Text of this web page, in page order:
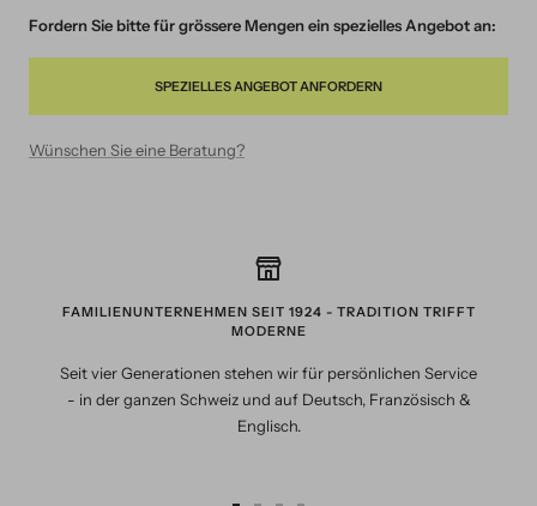
Fordern Sie bitte für grössere Mengen ein spezielles Angebot an:
SPEZIELLES ANGEBOT ANFORDERN
Wünschen Sie eine Beratung?
FAMILIENUNTERNEHMEN SEIT 1924 - TRADITION TRIFFT
MODERNE
Seit vier Generationen stehen wir für persönlichen Service
- in der ganzen Schweiz und auf Deutsch, Französisch &
Englisch.